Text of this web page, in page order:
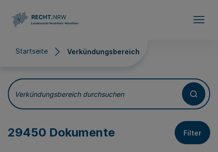
Startseite Verkündungsbereich
Verkündungsbereich
Verkündungsbereich durchsuchen
29450 Dokumente Filter